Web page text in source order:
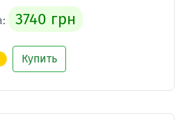
3740 грн
Купить